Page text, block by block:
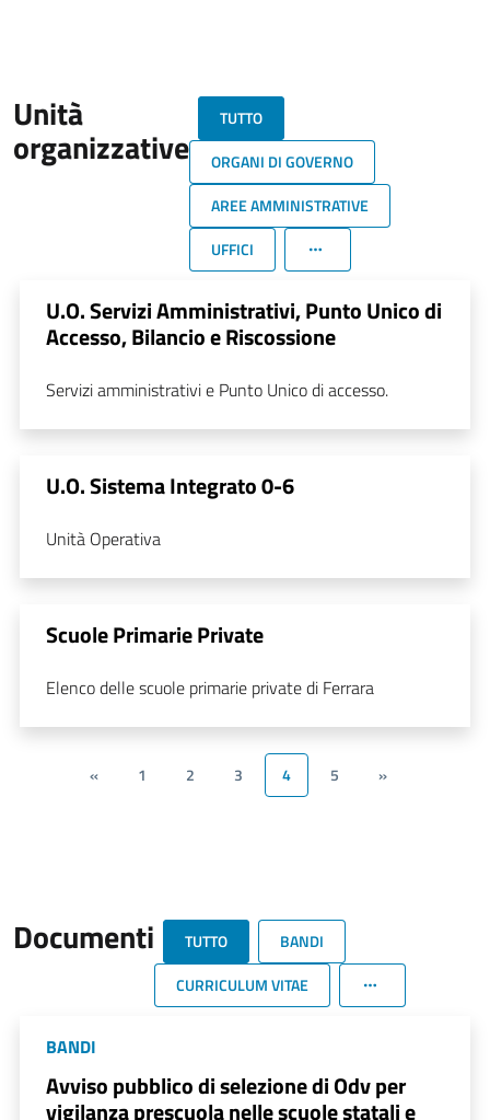
Unità
organizzative
TUTTO
ORGANI DI GOVERNO
AREE AMMINISTRATIVE
UFFICI
U.O. Servizi Amministrativi, Punto Unico di
Accesso, Bilancio e Riscossione
Servizi amministrativi e Punto Unico di accesso.
U.O. Sistema Integrato 0-6
Unità Operativa
Scuole Primarie Private
Elenco delle scuole primarie private di Ferrara
« 1 2 3 4 5 »
Documenti TUTTO
BANDI
CURRICULUM VITAE
BANDI
Avviso pubblico di selezione di Odv per
vigilanza prescuola nelle scuole statali e